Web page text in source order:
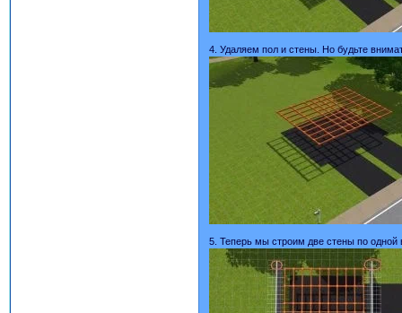
4. Удаляем пол и стены. Но будьте
5. Теперь мы строим две стены по одной